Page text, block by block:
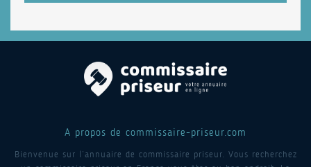
A propos de commissaire-priseur.com
Bienvenue sur l’annuaire de commissaire priseur. Vous recherchez